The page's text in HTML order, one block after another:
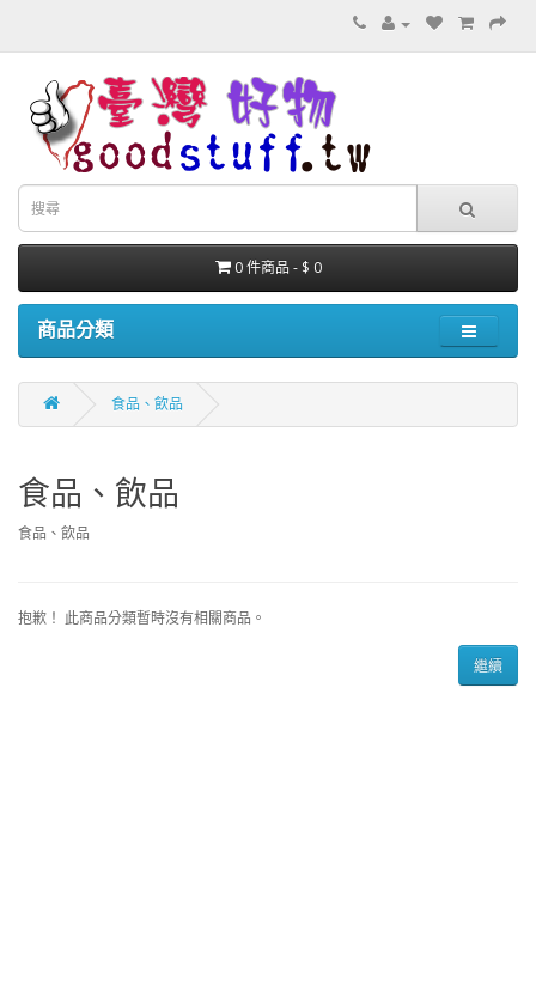
0 件商品 - $ 0
商品分類
食品、飲品
食品、飲品
食品、飲品
抱歉！ 此商品分類暫時沒有相關商品。
繼續